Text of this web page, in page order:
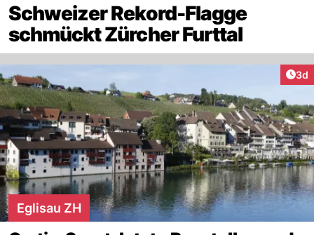
Schweizer Rekord-Flagge
schmückt Zürcher Furttal
3d
Eglisau ZH